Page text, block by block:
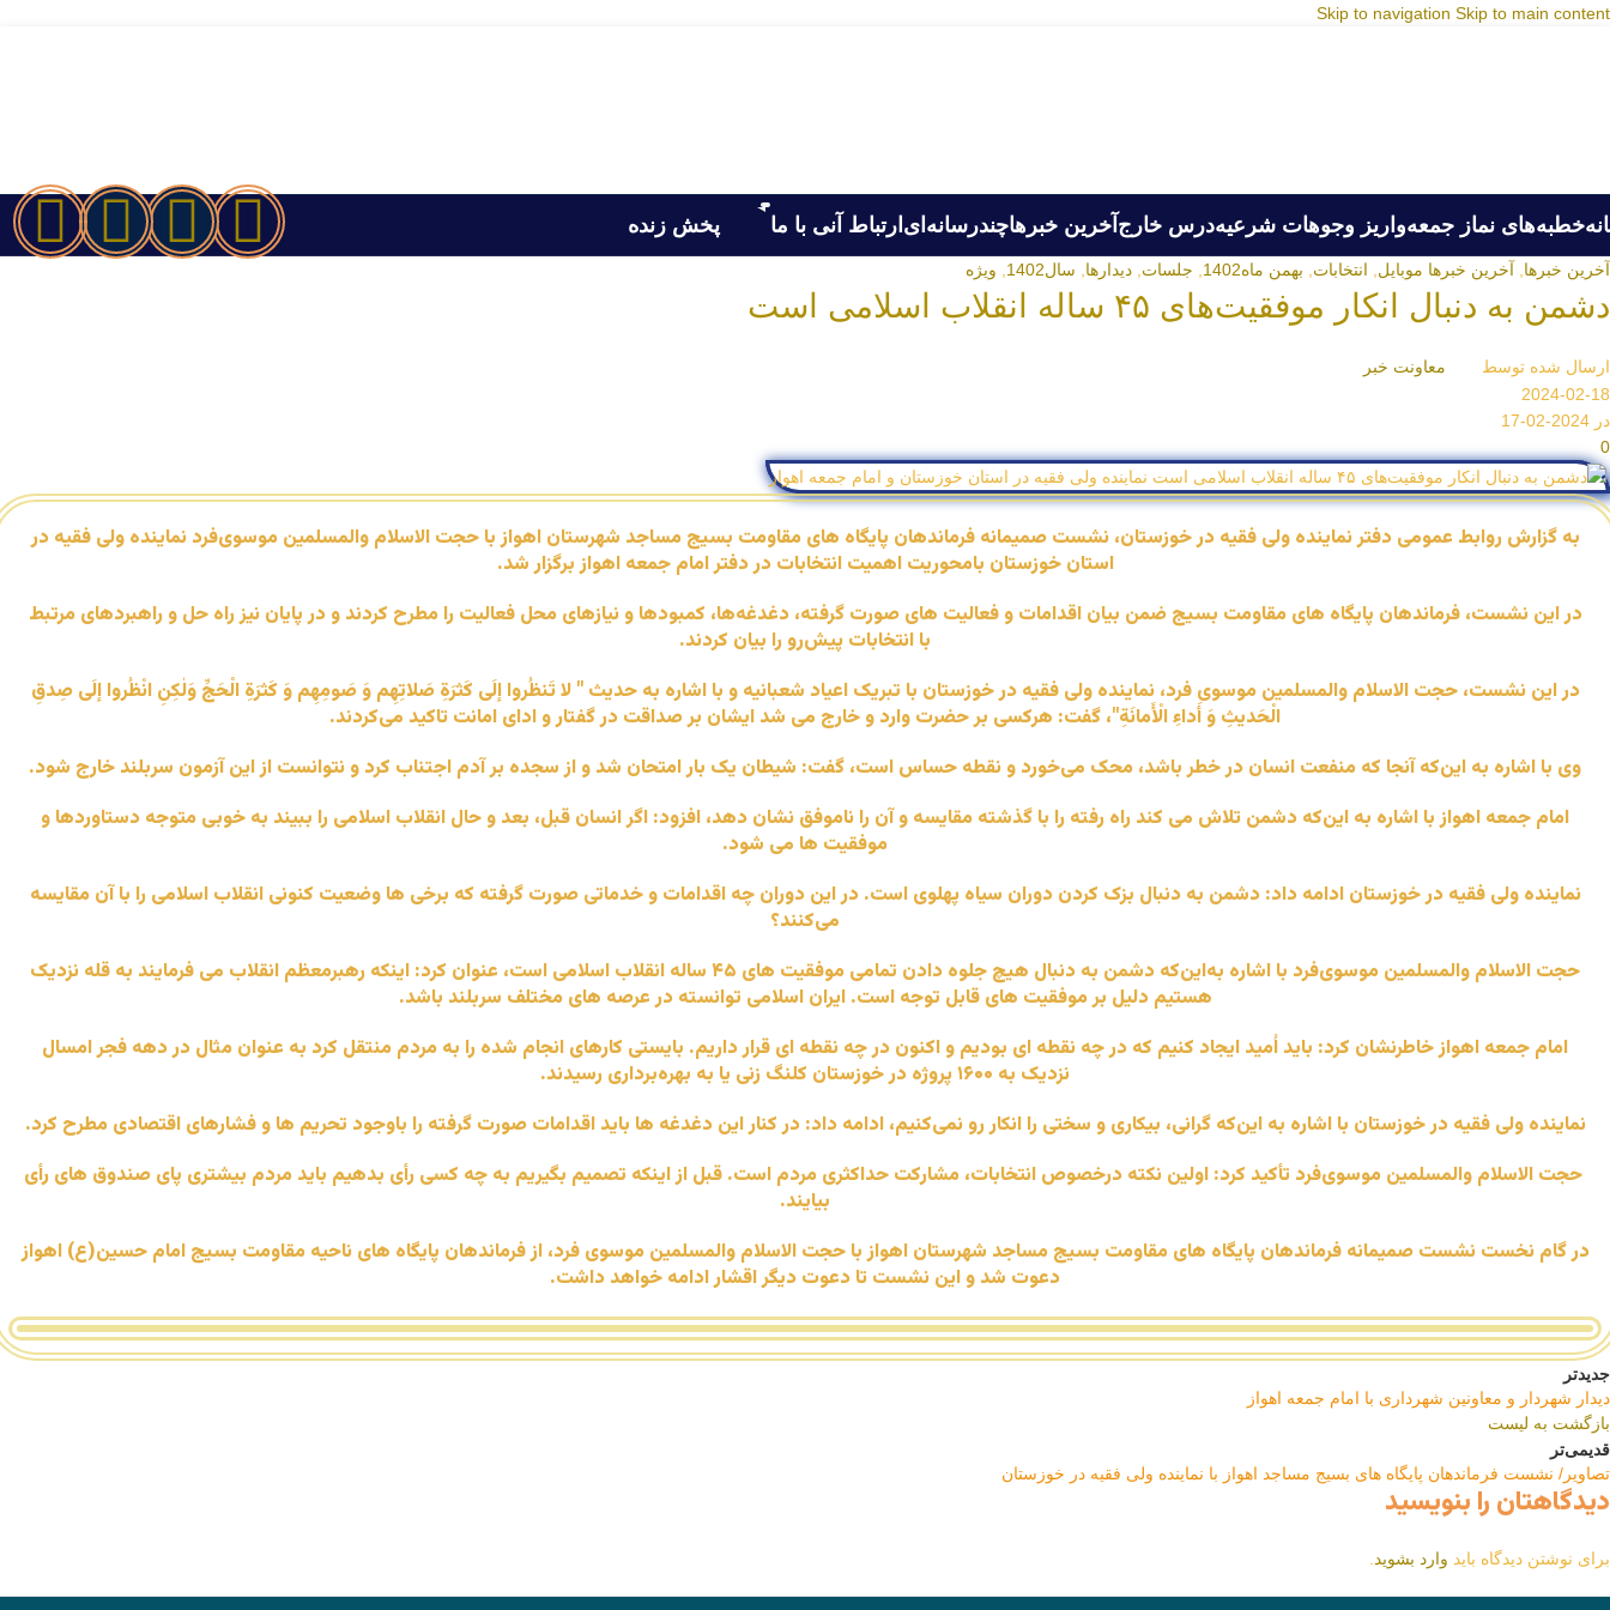
Skip to navigation Skip to main content
خطبه‌های نماز جمعهواریز وجوهات شرعیهدرس خارج آخرین خبرهاچندرسانه‌ای ارتباط آنی با ما پخش زنده
آخرین خبرها آخرین خبرها موبایل انتخابات بهمن ماه1402 جلسات دیدارها سال1402 ویژه
دشمن به دنبال انکار موفقیت‌های ۴۵ ساله انقلاب اسلامی است
ارسال شده توسط
معاونت خبر
2024-02-18
در 2024-02-17
0
به گزارش روابط عمومی دفتر نماینده ولی فقیه در خوزستان، نشست صمیمانه فرماندهان پایگاه های مقاومت بسیج مساجد شهرستان اهواز با حجت الاسلام والمسلمین موسوی‌فرد نماینده ولی فقیه در
استان خوزستان بامحوریت اهمیت انتخابات در دفتر امام جمعه اهواز برگزار شد.
در این نشست، فرماندهان پایگاه های مقاومت بسیج ضمن بیان اقدامات و فعالیت های صورت گرفته، دغدغه‌ها، کمبودها و نیازهای محل فعالیت را مطرح کردند و در پایان نیز راه حل و راهبردهای مرتبط
با انتخابات پیش‌رو را بیان کردند.
در این نشست، حجت الاسلام والمسلمین موسوی فرد، نماینده ولی فقیه در خوزستان با تبریک اعیاد شعبانیه و با اشاره به حدیث " لا تَنظُروا إلَی کَثرَةِ صَلاتِهِم وَ صَومِهِم وَ کَثرَةِ الْحَجِّ وَلٰکِنِ انْظُروا إلَی صِدقِ
الْحَديثِ وَ أَداءِ الْأَمانَةِ"، گفت: هرکسی بر حضرت وارد و خارج می شد ایشان بر صداقت در‌ گفتار و ادای امانت تاکید می‌کردند.
وی با اشاره به این‌که آنجا که منفعت انسان در خطر باشد، محک می‌خورد و نقطه حساس است، گفت: شیطان یک بار امتحان شد و از سجده بر آدم اجتناب کرد و نتوانست از این آزمون سربلند خارج شود.
امام جمعه اهواز با اشاره به این‌که دشمن تلاش می کند راه رفته را با گذشته مقایسه و آن را ناموفق نشان دهد، افزود: اگر انسان قبل، بعد و حال انقلاب اسلامی را ببیند به خوبی متوجه دستاوردها و
موفقیت ها می شود.
نماینده ولی فقیه در خوزستان ادامه داد: دشمن به دنبال بزک کردن دوران سیاه پهلوی است. در این دوران چه اقدامات و خدماتی صورت گرفته که برخی ها وضعیت کنونی انقلاب اسلامی را با آن مقایسه
می‌کنند؟
حجت الاسلام والمسلمین موسوی‌فرد با اشاره به‌این‌که دشمن به دنبال هیچ جلوه دادن تمامی موفقیت های ۴۵ ساله انقلاب اسلامی است، عنوان‌ کرد: اینکه رهبرمعظم انقلاب می فرمایند به قله نزدیک
هستیم دلیل بر موفقیت های قابل توجه است. ایران اسلامی توانسته در عرصه های مختلف سربلند باشد.
امام جمعه اهواز خاطرنشان کرد: باید اُمید ایجاد‌ کنیم که در چه‌ نقطه ای بودیم و اکنون در چه نقطه ای قرار داریم. بایستی کارهای انجام شده را به مردم منتقل کرد به عنوان مثال در دهه فجر امسال
نزدیک به ۱۶۰۰ پروژه در خوزستان کلنگ زنی یا به بهره‌برداری رسیدند.
نماینده ولی فقیه در خوزستان با اشاره به این‌که گرانی، بیکاری و سختی را انکار رو نمی‌کنیم، ادامه داد: در کنار این دغدغه ها باید اقدامات صورت گرفته را باوجود تحریم ها و فشارهای اقتصادی مطرح کرد.
حجت الاسلام والمسلمین موسوی‌فرد تأکید کرد: اولین نکته درخصوص انتخابات، مشارکت حداکثری مردم است. قبل از اینکه تصمیم بگیریم به چه کسی رأی بدهیم باید مردم بیشتری پای صندوق های رأی
بیایند.
در گام نخست نشست صمیمانه فرماندهان پایگاه های مقاومت بسیج مساجد شهرستان اهواز با حجت الاسلام والمسلمین موسوی فرد، از فرماندهان پایگاه های ناحیه مقاومت بسیج امام حسین(ع) اهواز
دعوت شد و این نشست تا دعوت دیگر اقشار ادامه خواهد داشت.
جدیدتر
دیدار شهردار و معاونین شهرداری با امام جمعه اهواز
بازگشت به لیست
قدیمی‌تر
تصاویر/ نشست فرماندهان پایگاه های بسیج مساجد اهواز با نماینده ولی فقیه در خوزستان
دیدگاهتان را بنویسید
برای نوشتن دیدگاه باید وارد بشوید.